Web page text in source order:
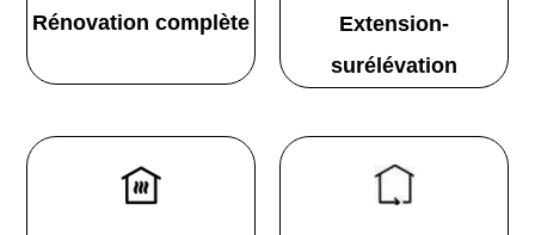
Rénovation complète
Extension-
surélévation